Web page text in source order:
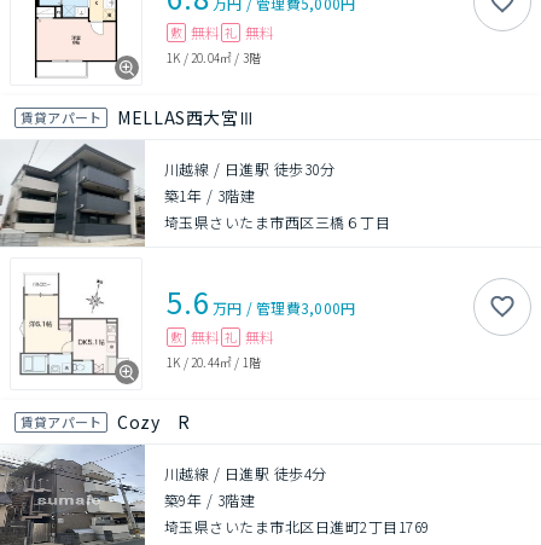
敷 無料 礼 無料
1K / 20.04㎡ / 3階
賃貸アパート MELLAS西大宮Ⅲ
川越線 / 日進駅 徒歩30分
築1年 / 3階建
埼玉県さいたま市西区三橋６丁目
5.6 万円 /管理費3,000円
敷 無料 礼 無料
1K / 20.44㎡ / 1階
賃貸アパート Cozy R
川越線 / 日進駅 徒歩4分
築9年 / 3階建
埼玉県さいたま市北区日進町2丁目1769